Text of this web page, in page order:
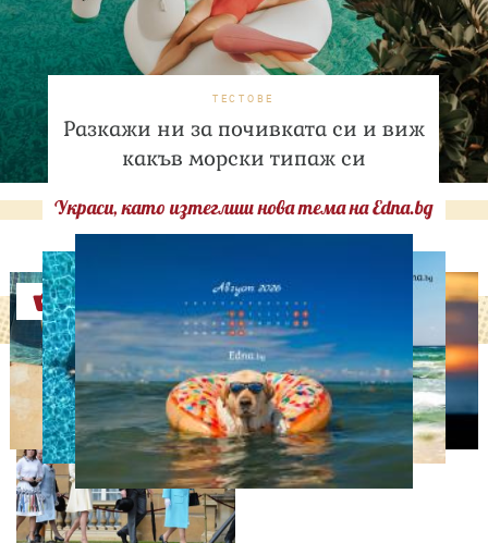
ТЕСТОВЕ
Разкажи ни за почивката си и виж
какъв морски типаж си
Украси, като изтеглиш нова тема на Edna.bg
Оферти
СВОБОДНО ВРЕМЕ
Ново бебе в кралското
семейство